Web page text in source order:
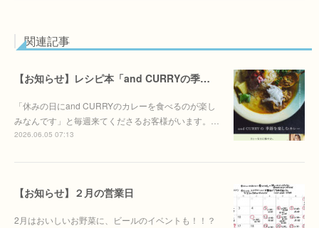
関連記事
【お知らせ】レシピ本「and CURRYの季節を季節を楽しむカレー」6/30(火)発売決定！！
「休みの日にand CURRYのカレーを食べるのが楽し
みなんです」と毎週来てくださるお客様がいます。…
2026.06.05 07:13
【お知らせ】２月の営業日
2月はおいしいお野菜に、ビールのイベントも！！？